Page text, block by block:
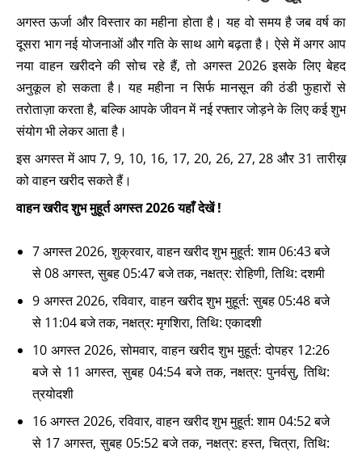
अगस्त ऊर्जा और विस्तार का महीना होता है। यह वो समय है जब वर्ष का
दूसरा भाग नई योजनाओं और गति के साथ आगे बढ़ता है। ऐसे में अगर आप
नया वाहन खरीदने की सोच रहे हैं, तो अगस्त 2026 इसके लिए बेहद
अनुकूल हो सकता है। यह महीना न सिर्फ मानसून की ठंडी फुहारों से
तरोताज़ा करता है, बल्कि आपके जीवन में नई रफ्तार जोड़ने के लिए कई शुभ
संयोग भी लेकर आता है।
इस अगस्त में आप 7, 9, 10, 16, 17, 20, 26, 27, 28 और 31 तारीख़
को वाहन खरीद सकते हैं।
वाहन खरीद शुभ मुहूर्त अगस्त 2026 यहाँ देखें !
7 अगस्त 2026, शुक्रवार, वाहन खरीद शुभ मुहूर्त: शाम 06:43 बजे
से 08 अगस्त, सुबह 05:47 बजे तक, नक्षत्र: रोहिणी, तिथि: दशमी
9 अगस्त 2026, रविवार, वाहन खरीद शुभ मुहूर्त: सुबह 05:48 बजे
से 11:04 बजे तक, नक्षत्र: मृगशिरा, तिथि: एकादशी
10 अगस्त 2026, सोमवार, वाहन खरीद शुभ मुहूर्त: दोपहर 12:26
बजे से 11 अगस्त, सुबह 04:54 बजे तक, नक्षत्र: पुनर्वसु, तिथि:
त्रयोदशी
16 अगस्त 2026, रविवार, वाहन खरीद शुभ मुहूर्त: शाम 04:52 बजे
से 17 अगस्त, सुबह 05:52 बजे तक, नक्षत्र: हस्त, चित्रा, तिथि: